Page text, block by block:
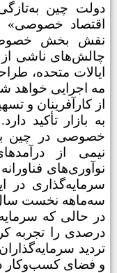
دولت چین
اقتصاد
نقش بخش
چالش‌های ناشی از
مه اجرایی خواهد
از کارآفرینان و
به بازار تأکید دارد.
نوآوری‌های
سرمایه‌گذاری
درصدی را تجربه
تردید
و فضای کسب‌وکار